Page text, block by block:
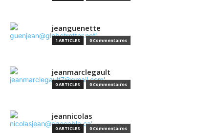
jeanguenette
1 ARTICLES 0 Commentaires
jeanmarclegault
0 ARTICLES 0 Commentaires
jeannicolas
0 ARTICLES 0 Commentaires